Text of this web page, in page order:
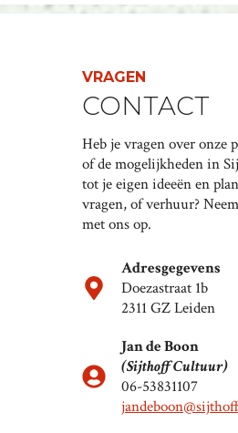
VRAGEN
CONTACT
Heb je vragen over onze
of de mogelijkheden in
tot je eigen ideeën en
vragen, of verhuur?
met ons op.
Adresgegevens
Doezastraat 1b
2311 GZ Leiden
Jan de Boon
(Sijthoff Cultuur)
06-53831107